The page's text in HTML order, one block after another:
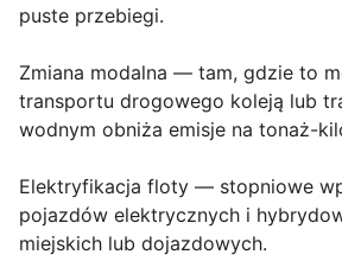
puste przebiegi.
Zmiana modalna — tam, gdzie to
transportu drogowego koleją lub
wodnym obniża emisje na tonaż-
Elektryfikacja floty — stopniowe
pojazdów elektrycznych i
miejskich lub dojazdowych.